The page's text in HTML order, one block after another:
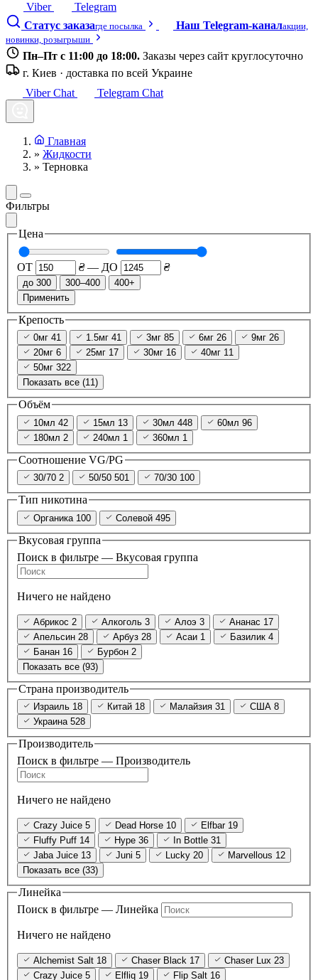
Viber
Telegram
Статус заказагде посылка Наш Telegram-каналакции,
новинки, розыгрыши
Пн–Пт с 11:00 до 18:00. Заказы через сайт круглосуточно
г. Киев · доставка по всей Украине
Viber Chat
Telegram Chat
Главная
» Жидкости
» Терновка
Фильтры
Цена
ОТ ₴ — ДО ₴
до 300 300–400
400+
Применить
Крепость
0мг 41 1.5мг 41 3мг 85 6мг 26 9мг 26
20мг 6 25мг 17 30мг 16 40мг 11
50мг 322
Показать все (11)
Объём
10мл 42 15мл 13 30мл 448 60мл 96
180мл 2 240мл 1 360мл 1
Соотношение VG/PG
30/70 2 50/50 501 70/30 100
Тип никотина
Органика 100 Солевой 495
Вкусовая группа
Поиск в фильтре — Вкусовая группа
Ничего не найдено
Абрикос 2 Алкоголь 3 Алоэ 3 Ананас 17
Апельсин 28 Арбуз 28 Асаи 1 Базилик 4
Банан 16 Бурбон 2
Показать все (93)
Страна производитель
Израиль 18 Китай 18 Малайзия 31 США 8
Украина 528
Производитель
Поиск в фильтре — Производитель
Ничего не найдено
Crazy Juice 5 Dead Horse 10 Elfbar 19
Fluffy Puff 14 Hype 36 In Bottle 31
Jaba Juice 13 Juni 5 Lucky 20 Marvellous 12
Показать все (33)
Линейка
Поиск в фильтре — Линейка
Ничего не найдено
Alchemist Salt 18 Chaser Black 17 Chaser Lux 23
Crazy Juice 5 Elfliq 19 Flip Salt 16